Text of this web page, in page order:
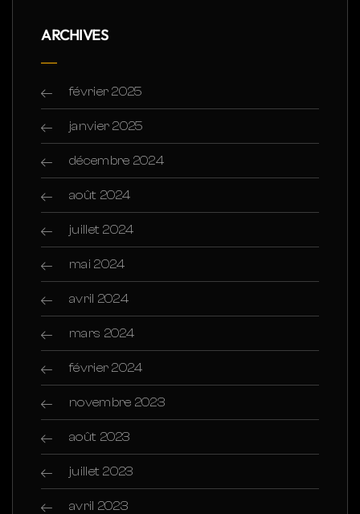
ARCHIVES
février 2025
janvier 2025
décembre 2024
août 2024
juillet 2024
mai 2024
avril 2024
mars 2024
février 2024
novembre 2023
août 2023
juillet 2023
avril 2023